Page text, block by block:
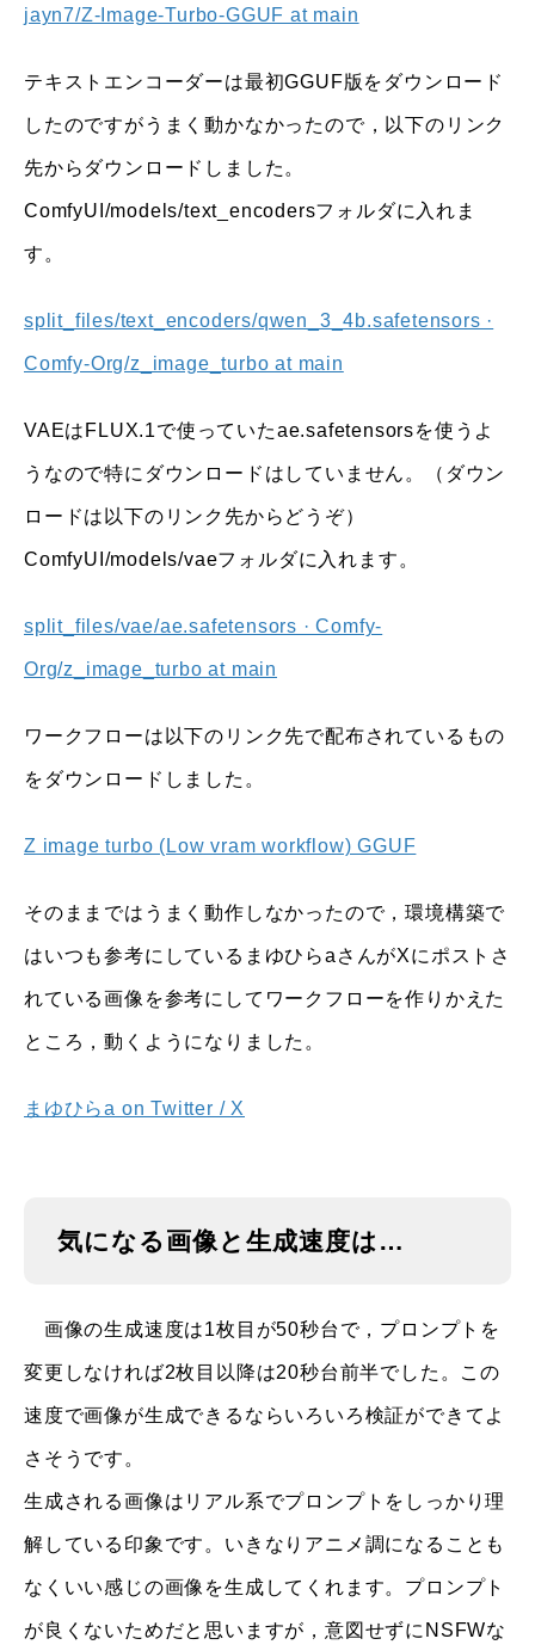
jayn7/Z-Image-Turbo-GGUF at main
テキストエンコーダーは最初GGUF版をダウンロード
したのですがうまく動かなかったので，以下のリンク
先からダウンロードしました。
ComfyUI/models/text_encodersフォルダに入れま
す。
split_files/text_encoders/qwen_3_4b.safetensors ·
Comfy-Org/z_image_turbo at main
VAEはFLUX.1で使っていたae.safetensorsを使うよ
うなので特にダウンロードはしていません。（ダウン
ロードは以下のリンク先からどうぞ）
ComfyUI/models/vaeフォルダに入れます。
split_files/vae/ae.safetensors · Comfy-
Org/z_image_turbo at main
ワークフローは以下のリンク先で配布されているもの
をダウンロードしました。
Z image turbo (Low vram workflow) GGUF
そのままではうまく動作しなかったので，環境構築で
はいつも参考にしているまゆひらaさんがXにポストさ
れている画像を参考にしてワークフローを作りかえた
ところ，動くようになりました。
まゆひらa on Twitter / X
気になる画像と生成速度は…
画像の生成速度は1枚目が50秒台で，プロンプトを
変更しなければ2枚目以降は20秒台前半でした。この
速度で画像が生成できるならいろいろ検証ができてよ
さそうです。
生成される画像はリアル系でプロンプトをしっかり理
解している印象です。いきなりアニメ調になることも
なくいい感じの画像を生成してくれます。プロンプト
が良くないためだと思いますが，意図せずにNSFWな